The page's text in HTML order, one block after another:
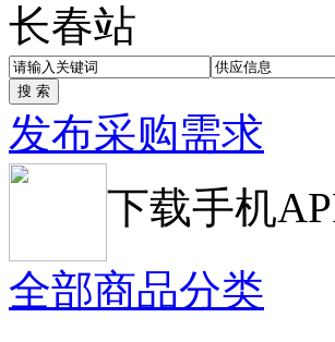
长春站
发布采购需求
下载手机
全部商品分类